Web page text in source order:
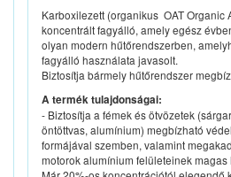
Karboxilezett (organikus  OAT Organic
koncentrált fagyálló, amely egész
olyan modern hűtőrendszerben,
fagyálló használata javasolt.
Biztosítja bármely hűtőrendszer
A termék tulajdonságai:
- Biztosítja a fémek és ötvözetek
öntöttvas, alumínium) megbízható
formájával szemben, valamint
motorok alumínium felületeinek